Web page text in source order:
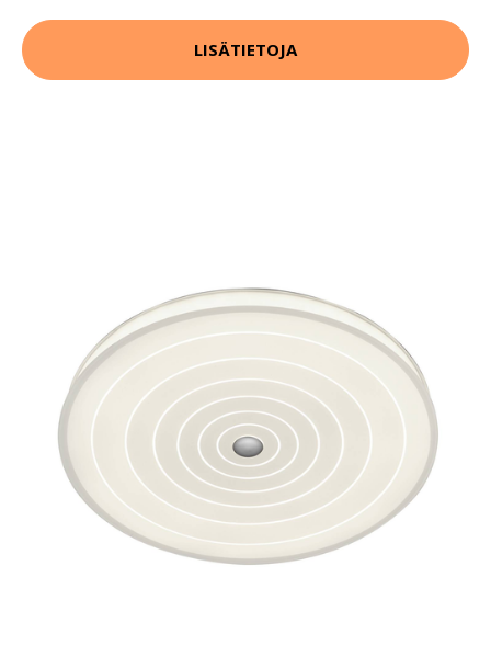
LISÄTIETOJA